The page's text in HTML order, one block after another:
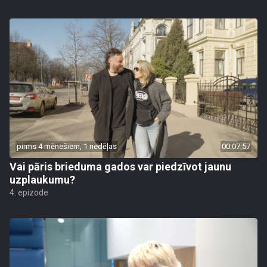
pirms 4 mēnešiem, 1 nedēļas 00:07:57
Vai pāris brieduma gados var piedzīvot jaunu
uzplaukumu?
4. epizode